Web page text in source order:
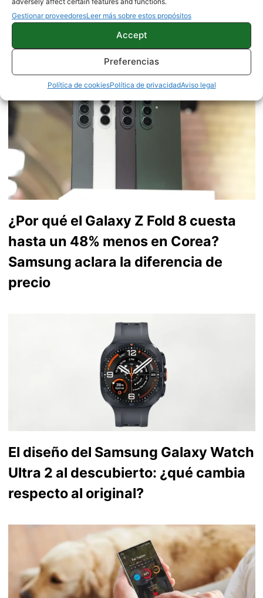
Gestionar proveedoresLeer más sobre estos propósitos
Accept
Preferencias
Política de cookiesPolítica de privacidadAviso legal
tecnología desde 2018. Amante de los smartphones,
tablets, smartwatches y todo lo que tenga una pantalla. Ha
probado más de 100 móviles de distintas marcas, y es
capaz de encontrar los detalles más importantes. Síguelo
¿Por qué el Galaxy Z Fold 8 cuesta
hasta un 48% menos en Corea?
Samsung aclara la diferencia de
precio
El diseño del Samsung Galaxy Watch
Ultra 2 al descubierto: ¿qué cambia
respecto al original?